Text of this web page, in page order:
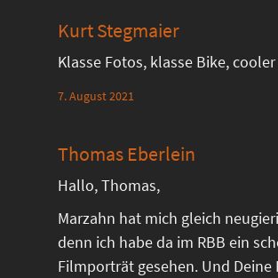
Kurt Stegmaier
Klasse Fotos, klasse Bike,
7. August 2021
Thomas Eberlein
Hallo, Thomas,
Marzahn hat mich gleich
denn ich habe da im RBB ein
Filmporträt gesehen. Und Deine